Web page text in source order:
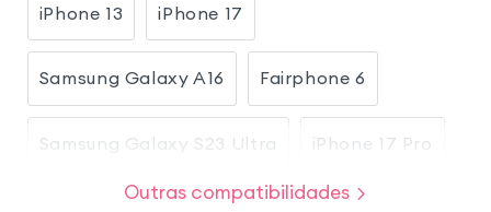
iPhone 13 iPhone 17
Samsung Galaxy A16 Fairphone 6
Samsung Galaxy S23 Ultra iPhone 17 Pro
Outras compatibilidades